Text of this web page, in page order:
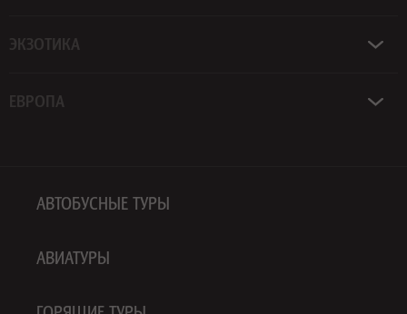
ЭКЗОТИКА
ЕВРОПА
АВТОБУСНЫЕ ТУРЫ
АВИАТУРЫ